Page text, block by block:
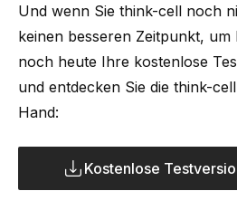
Und wenn Sie think-cell noch
keinen besseren Zeitpunkt, um
noch heute Ihre kostenlose
und entdecken Sie die think-
Hand:
Kostenlose